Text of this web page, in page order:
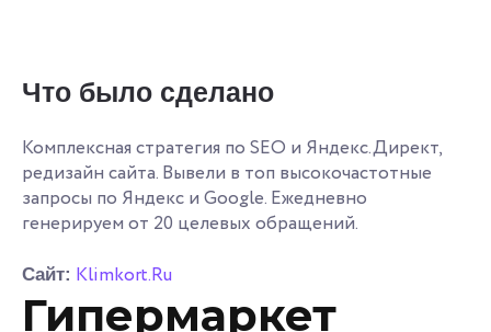
Что было сделано
Комплексная стратегия по SEO и Яндекс.Директ,
редизайн сайта. Вывели в топ высокочастотные
запросы по Яндекс и Google. Ежедневно
генерируем от 20 целевых обращений.
Сайт: Klimkort.Ru
Гипермаркет